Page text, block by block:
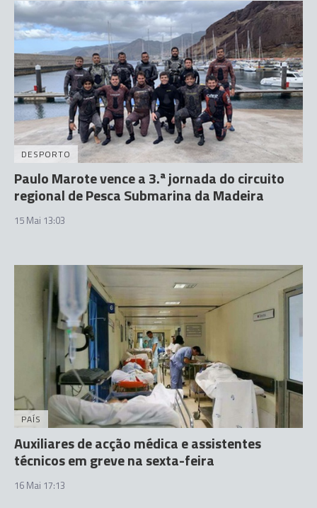
DESPORTO
Paulo Marote vence a 3.ª jornada do circuito
regional de Pesca Submarina da Madeira
15 Mai 13:03
PAÍS
Auxiliares de acção médica e assistentes
técnicos em greve na sexta-feira
16 Mai 17:13